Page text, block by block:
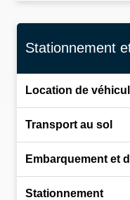
Stationnement
Location de
Transport au sol
Embarquement et
Stationnement